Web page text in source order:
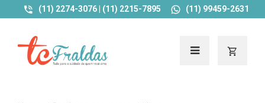
(11) 2274-3076 | (11) 2215-7895 (11) 99459-2631